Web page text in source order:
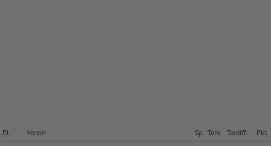
Pl. Verein Sp. Torv. Tordiff. Pkt.